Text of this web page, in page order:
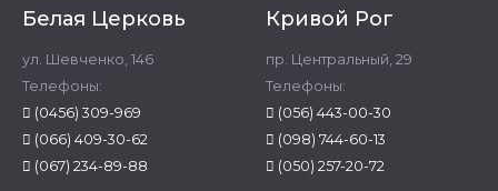
Белая Церковь
ул. Шевченко, 146
Телефоны:
(0456) 309-969
(066) 409-30-62
(067) 234-89-88
Кривой Рог
пр. Центральный, 29
Телефоны:
(056) 443-00-30
(098) 744-60-13
(050) 257-20-72